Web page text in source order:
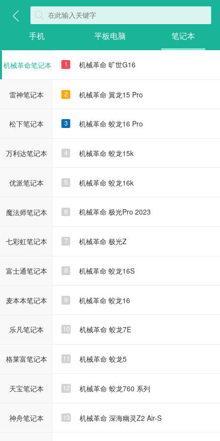
手机 平板电脑 笔记本
华为笔记本
清华同方笔记本
机械革命笔记本
雷神笔记本
松下笔记本
万利达笔记本
优派笔记本
魔法师笔记本
七彩虹笔记本
富士通笔记本
麦本本笔记本
乐凡笔记本
格莱富笔记本
天宝笔记本
神舟笔记本
1 机械革命 旷世G16
2 机械革命 翼龙15 Pro
3 机械革命 蛟龙16 Pro
4 机械革命 蛟龙15k
5 机械革命 蛟龙16k
6 机械革命 极光Pro 2023
7 机械革命 极光Z
8 机械革命 蛟龙16S
9 机械革命 蛟龙16
10 机械革命 蛟龙7E
11 机械革命 蛟龙5
12 机械革命 蛟龙760 系列
13 机械革命 深海幽灵Z2 Air-S